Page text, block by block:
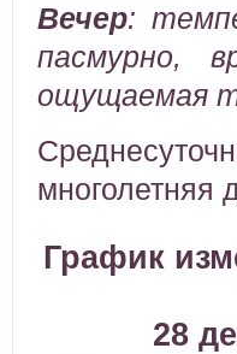
Вечер:
пасмурно,
ощущаемая
многолетняя
График
28